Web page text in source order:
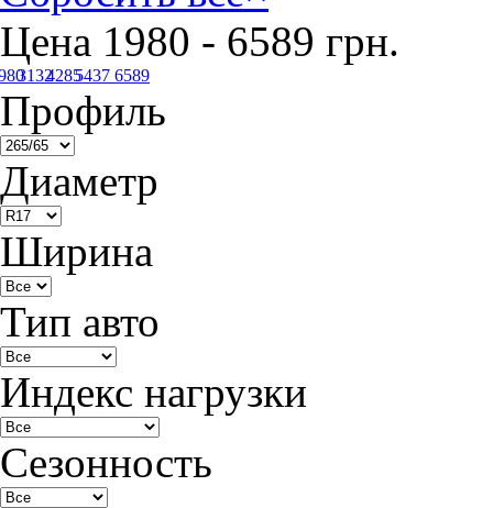
Цена 1980 - 6589 грн.
313242855437 6589
Профиль
Диаметр
Ширина
Тип авто
Индекс нагрузки
Сезонность